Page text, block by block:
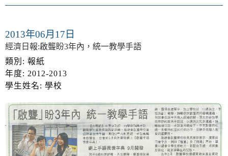
2013年06月17日
經濟日報:啟聾盼3年內，統一教學手語
類別: 報紙
年度: 2012-2013
學生姓名: 學校